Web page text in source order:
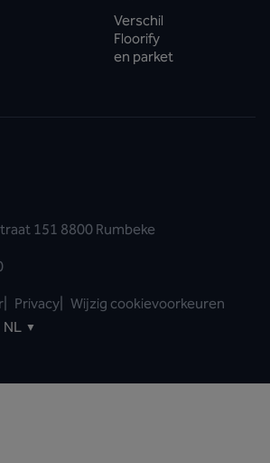
Verschil
Floorify
en parket
151 8800 Rumbeke
Privacy
Wijzig cookievoorkeuren
NL ▼